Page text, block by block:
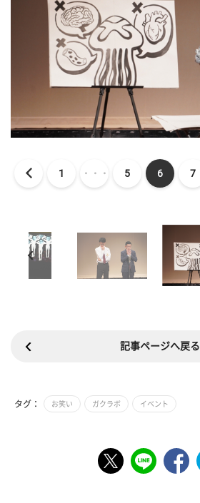
1 ・・・ 5 6 7
記事ページへ戻る
タグ： お笑い ガクラボ イベント